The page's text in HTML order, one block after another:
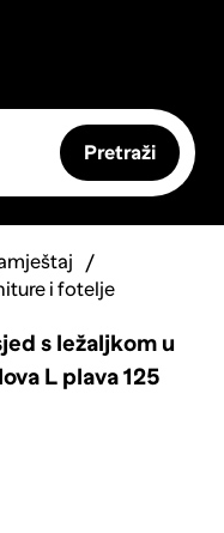
Pretraži
i fotelje
s ležaljkom u
L plava 125